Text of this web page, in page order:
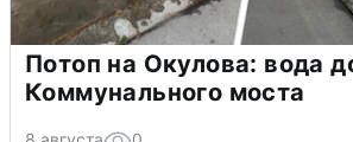
Потоп на Окулова: вода
Коммунального моста